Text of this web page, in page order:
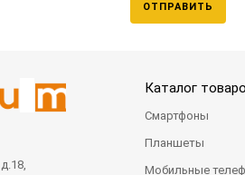
ОТПРАВИТЬ
Каталог
Смартфоны
Планшеты
Мобильные